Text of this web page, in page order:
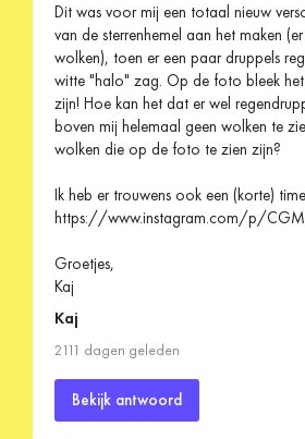
Dit was voor mij een totaal nieuw
van de sterrenhemel aan het maken
wolken), toen er een paar druppels
witte "halo" zag. Op de foto bleek
zijn! Hoe kan het dat er wel
boven mij helemaal geen wolken te
wolken die op de foto te zien zijn?
Ik heb er trouwens ook een (korte)
https://www.instagram.com/p/
Groetjes,
Kaj
Kaj
2111 dagen geleden
Bekijk antwoord